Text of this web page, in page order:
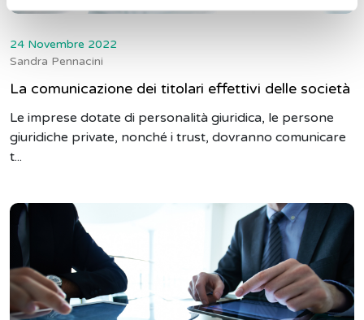
24 Novembre 2022
Sandra Pennacini
La comunicazione dei titolari effettivi delle società
Le imprese dotate di personalità giuridica, le persone
giuridiche private, nonché i trust, dovranno comunicare
t...